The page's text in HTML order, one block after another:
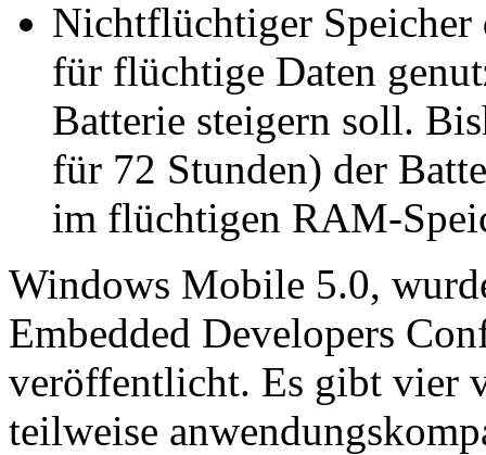
Nichtflüchtiger Speicher
für flüchtige Daten
Batterie steigern soll.
für 72 Stunden) der
im flüchtigen RAM-
Windows Mobile 5.0,
Embedded Developers
veröffentlicht. Es gibt vier
teilweise